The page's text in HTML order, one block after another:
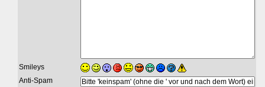
Smileys
Anti-Spam